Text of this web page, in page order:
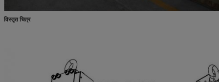
विस्तृत चित्र